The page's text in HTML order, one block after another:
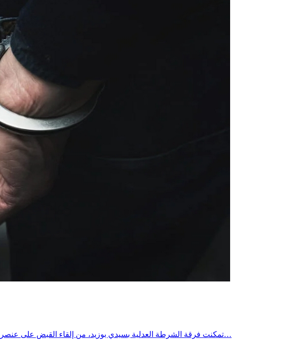
تمكنت فرقة الشرطة العدلية بسيدي بوزيد، من إلقاء القبض على عنصر مصنف بالخطير صادر في شأنه 80 منشور تفتيش، ومطلوب لدى عدة وحدات أمنية بمختلف ولايات الجمهورية.وتفيد…